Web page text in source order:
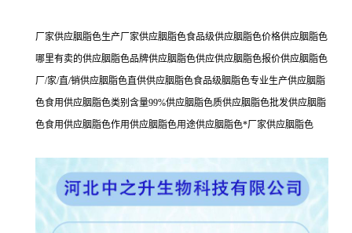
厂家供应胭脂色生产厂家供应胭脂色食品级供应胭脂色价格供应胭脂色
哪里有卖的供应胭脂色品牌供应胭脂色供应供应胭脂色报价供应胭脂色
厂/家/直/销供应胭脂色直供供应胭脂色食品级胭脂色专业生产供应胭脂
色食用供应胭脂色类别含量99%供应胭脂色质供应胭脂色批发供应胭脂
色食用供应胭脂色作用供应胭脂色用途供应胭脂色*厂家供应胭脂色